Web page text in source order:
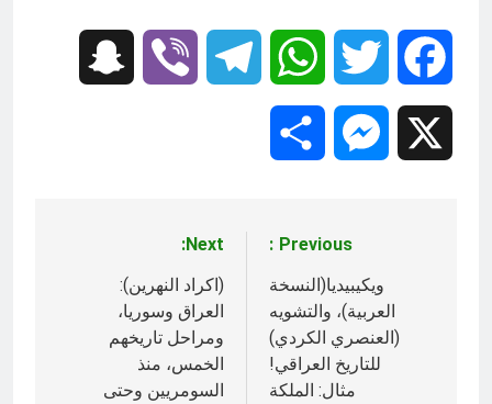
Facebook
Twitter
WhatsApp
Telegram
Viber
Messenger
المقالات
Previous:
ويكيبيديا(النسخة
العربية)، والتشويه
(العنصري الكردي)
للتاريخ العراقي!
مثال: الملكة
Next:
(اكراد النهرين):
العراق وسوريا،
ومراحل تاريخهم
الخمس، منذ
السومريين وحتى